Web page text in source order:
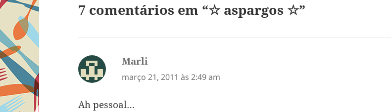
7 comentários em “☆ aspargos ☆”
Marli
março 21, 2011 às 2:49 am
Ah pessoal…